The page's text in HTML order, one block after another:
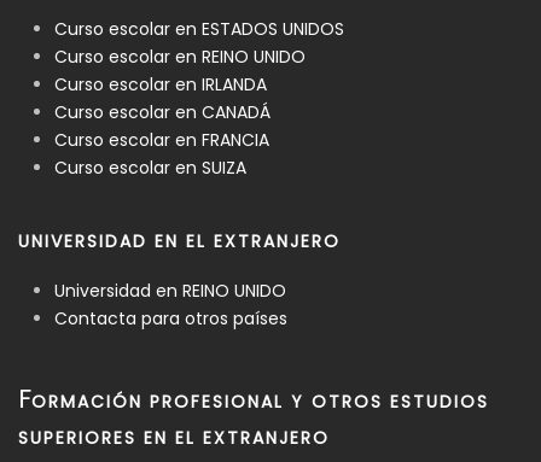
Curso escolar en ESTADOS UNIDOS
Curso escolar en REINO UNIDO
Curso escolar en IRLANDA
Curso escolar en CANADÁ
Curso escolar en FRANCIA
Curso escolar en SUIZA
UNIVERSIDAD EN EL EXTRANJERO
Universidad en REINO UNIDO
Contacta para otros países
FORMACIÓN PROFESIONAL Y OTROS ESTUDIOS
SUPERIORES EN EL EXTRANJERO